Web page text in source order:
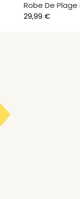
Robe De
29,99 €